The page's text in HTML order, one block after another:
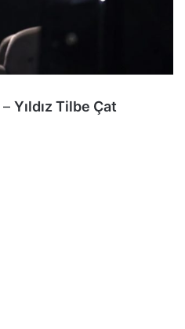
– Yıldız Tilbe Çat